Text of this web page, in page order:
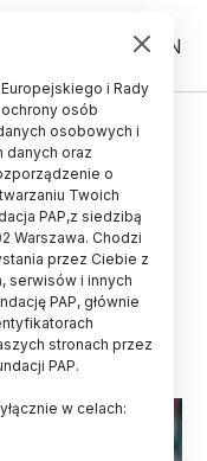
PL EN
- 15
i Rady
osób
osobowych i
danych oraz
o
Twoich
PAP,z siedzibą
Warszawa. Chodzi
przez Ciebie z
serwisów i innych
PAP, głównie
stronach przez
PAP.
w celach: